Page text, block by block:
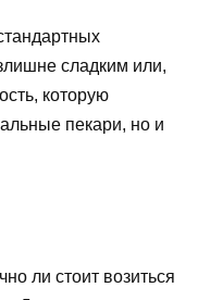
сладким или,
которую
пекари, но и
ли стоит возиться